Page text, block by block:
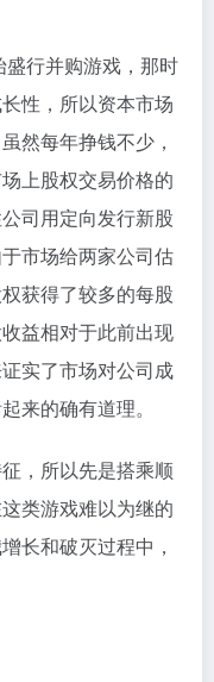
行并购游戏，那时
性，所以资本市场
然每年挣钱不少，
上股权交易价格的
司用定向发行新股
市场给两家公司估
获得了较多的每股
益相对于此前出现
实了市场对公司成
来的确有道理。
，所以先是搭乘顺
类游戏难以为继的
长和破灭过程中，